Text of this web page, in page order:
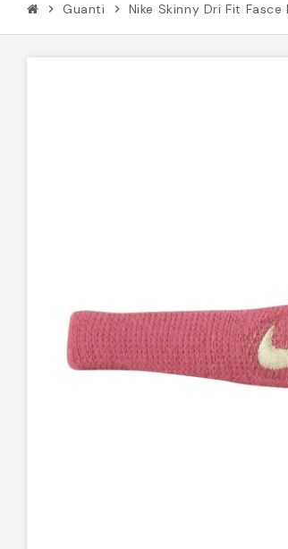
chevron_right Guanti chevron_right Nike Skinny Dri Fit Fasce